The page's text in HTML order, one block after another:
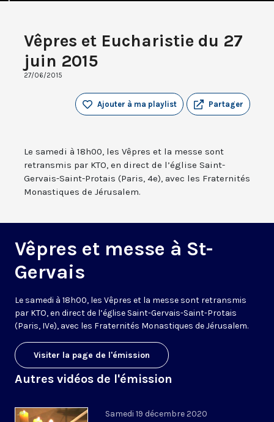
Vêpres et Eucharistie du 27
juin 2015
27/06/2015
Partager
Ajouter à ma playlist
Le samedi à 18h00, les Vêpres et la messe sont
retransmis par KTO, en direct de l’église Saint-
Gervais-Saint-Protais (Paris, 4e), avec les Fraternités
Monastiques de Jérusalem.
Vêpres et messe à St-
Gervais
Le samedi à 18h00, les Vêpres et la messe sont retransmis
par KTO, en direct de l’église Saint-Gervais-Saint-Protais
(Paris, IVe), avec les Fraternités Monastiques de Jérusalem.
Visiter la page de l'émission
Autres vidéos de l'émission
Samedi 19 décembre 2020